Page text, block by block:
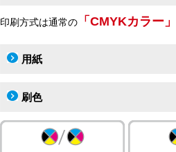
印刷方式は通常の 「CMYKカラー」
用紙
刷色